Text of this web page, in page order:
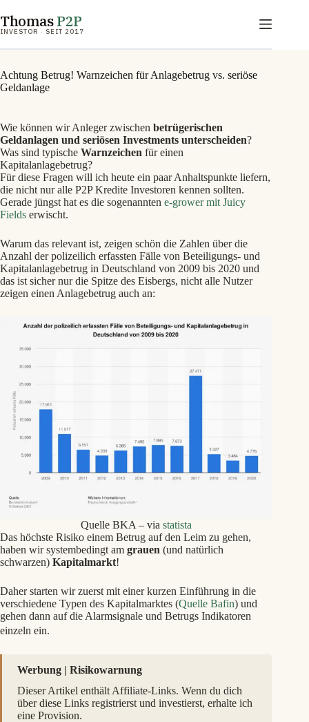
Inhalt
springen
ThomasP2P
INVESTOR · SEIT 2017
Achtung Betrug! Warnzeichen für Anlagebetrug vs. seriöse
Geldanlage
Wie können wir Anleger zwischen betrügerischen
Geldanlagen und seriösen Investments unterscheiden?
Was sind typische Warnzeichen für einen
Kapitalanlagebetrug?
Für diese Fragen will ich heute ein paar Anhaltspunkte liefern,
die nicht nur alle P2P Kredite Investoren kennen sollten.
Gerade jüngst hat es die sogenannten e-grower mit Juicy
Fields erwischt.
Warum das relevant ist, zeigen schön die Zahlen über die
Anzahl der polizeilich erfassten Fälle von Beteiligungs- und
Kapitalanlagebetrug in Deutschland von 2009 bis 2020 und
das ist sicher nur die Spitze des Eisbergs, nicht alle Nutzer
zeigen einen Anlagebetrug auch an:
Quelle BKA – via statista
Das höchste Risiko einem Betrug auf den Leim zu gehen,
haben wir systembedingt am grauen (und natürlich
schwarzen) Kapitalmarkt!
Daher starten wir zuerst mit einer kurzen Einführung in die
verschiedene Typen des Kapitalmarktes (Quelle Bafin) und
gehen dann auf die Alarmsignale und Betrugs Indikatoren
einzeln ein.
Werbung | Risikowarnung
Dieser Artikel enthält Affiliate-Links. Wenn du dich
über diese Links registrierst und investierst, erhalte ich
eine Provision.